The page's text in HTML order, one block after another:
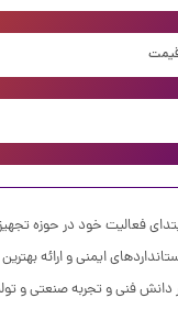
فعالیت خود در حوزه
ایمنی و ارائه
بر دانش فنی و تجربه صنعتی و